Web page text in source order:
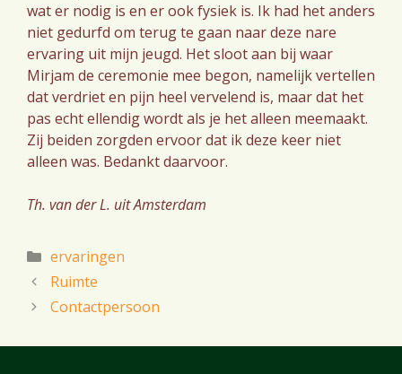
wat er nodig is en er ook fysiek is. Ik had het anders
niet gedurfd om terug te gaan naar deze nare
ervaring uit mijn jeugd. Het sloot aan bij waar
Mirjam de ceremonie mee begon, namelijk vertellen
dat verdriet en pijn heel vervelend is, maar dat het
pas echt ellendig wordt als je het alleen meemaakt.
Zij beiden zorgden ervoor dat ik deze keer niet
alleen was. Bedankt daarvoor.
Th. van der L. uit Amsterdam
Categorieën
ervaringen
Ruimte
Contactpersoon